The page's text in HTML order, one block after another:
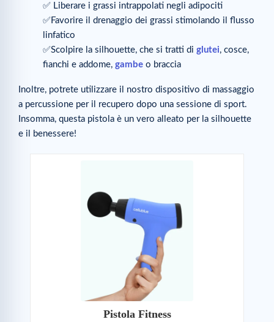
✅ Liberare i grassi intrappolati negli adipociti
✅Favorire il drenaggio dei grassi stimolando il flusso
linfatico
✅Scolpire la silhouette, che si tratti di glutei, cosce,
fianchi e addome, gambe o braccia
Inoltre, potrete utilizzare il nostro dispositivo di massaggio
a percussione per il recupero dopo una sessione di sport.
Insomma, questa pistola è un vero alleato per la silhouette
e il benessere!
Pistola Fitness